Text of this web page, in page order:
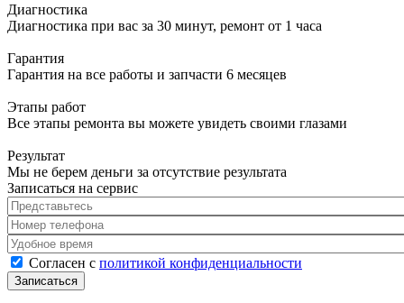
Диагностика
Диагностика при вас за 30 минут, ремонт от 1 часа
Гарантия
Гарантия на все работы и запчасти 6 месяцев
Этапы работ
Все этапы ремонта вы можете увидеть своими глазами
Результат
Мы не берем деньги за отсутствие результата
Записаться на сервис
Представьтесь
Номер телефона
Удобное время
Согласен с политикой конфиденциальности*
Согласен с политикой конфиденциальности